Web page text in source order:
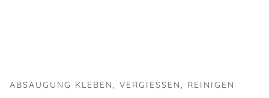
ABSAUGUNG KLEBEN, VERGIESSEN, REINIGEN